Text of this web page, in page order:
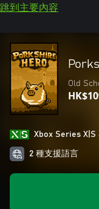
跳到主要內容
Old
Xbox Series X|S
2 種支援語言